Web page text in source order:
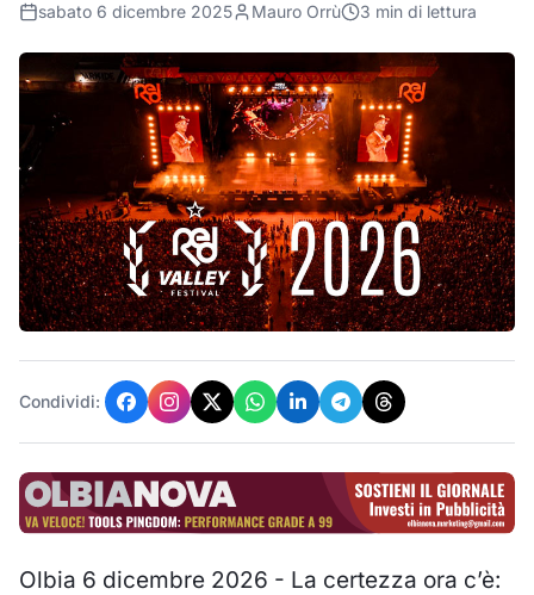
sabato 6 dicembre 2025 Mauro Orrù 3 min di lettura
Condividi:
Olbia 6 dicembre 2026 - La certezza ora c’è: